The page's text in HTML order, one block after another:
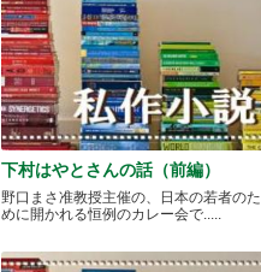
下村はやとさんの話（前編）
野口まさ准教授主催の、日本の若者のた
めに開かれる恒例のカレー会で.....